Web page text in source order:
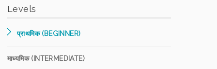
Levels
प्राथमिक (BEGINNER)
माध्यमिक (INTERMEDIATE)